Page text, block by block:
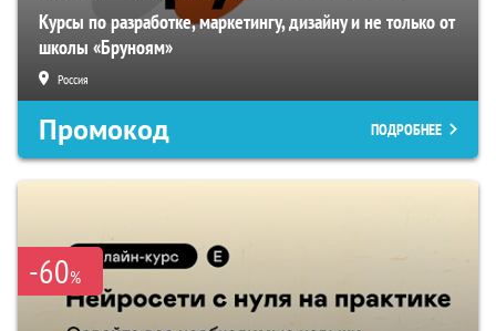
Курсы по разработке, маркетингу, дизайну и не только от
школы «Бруноям»
Россия
Промокод ПОДРОБНЕЕ
-60%